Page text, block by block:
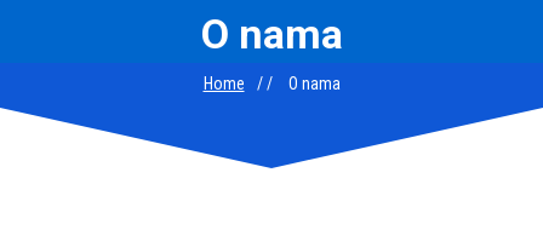
O nama
Home O nama